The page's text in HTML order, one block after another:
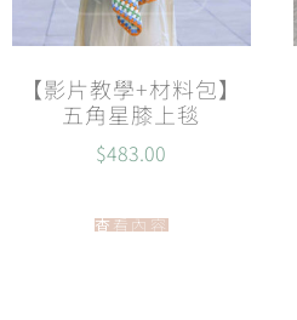
【影片教學+材料包】
五角星膝上毯
$483.00
查看內容